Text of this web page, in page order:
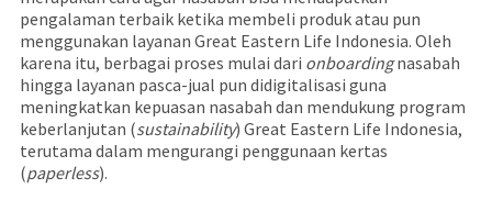
pengalaman terbaik ketika membeli produk atau pun
menggunakan layanan Great Eastern Life Indonesia. Oleh
karena itu, berbagai proses mulai dari onboardingnasabah
hingga layanan pasca-jual pun didigitalisasi guna
meningkatkan kepuasan nasabah dan mendukung program
keberlanjutan (sustainability) Great Eastern Life Indonesia,
terutama dalam mengurangi penggunaan kertas
(paperless).